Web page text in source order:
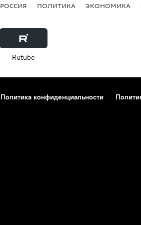
РОССИЯ ПОЛИТИКА ЭКОНОМИКА
Rutube
Политика конфиденциальности